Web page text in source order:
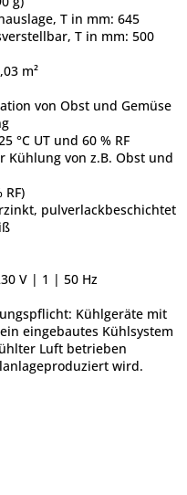
T in mm: 645
T in mm: 500
m²
von Obst und Gemüse
°C UT und 60 % RF
Kühlung von z.B. Obst und
RF)
pulverlackbeschichtet
V | 1 | 50 Hz
Kühlgeräte mit
eingebautes Kühlsystem
Luft betrieben
wird.